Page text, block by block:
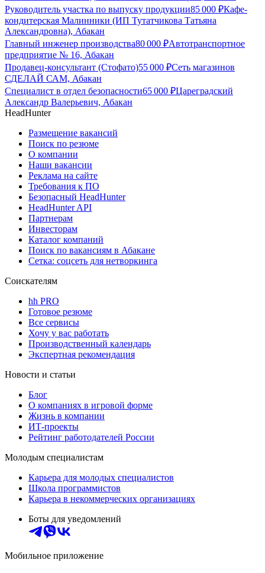
Руководитель участка по выпуску продукции85 000 ₽Кафе-
кондитерская Малинники (ИП Тутатчикова Татьяна
Александровна), Абакан
Главный инженер производства80 000 ₽Автотранспортное
предприятие № 16, Абакан
Продавец-консультант (Стофато)55 000 ₽Сеть магазинов
СДЕЛАЙ САМ, Абакан
Специалист в отдел безопасности65 000 ₽Цареградский
Александр Валерьевич, Абакан
HeadHunter
Размещение вакансий
Поиск по резюме
О компании
Наши вакансии
Реклама на сайте
Требования к ПО
Безопасный HeadHunter
HeadHunter API
Партнерам
Инвесторам
Каталог компаний
Поиск по вакансиям в Абакане
Сетка: соцсеть для нетворкинга
Соискателям
hh PRO
Готовое резюме
Все сервисы
Хочу у вас работать
Производственный календарь
Экспертная рекомендация
Новости и статьи
Блог
О компаниях в игровой форме
Жизнь в компании
ИТ-проекты
Рейтинг работодателей России
Молодым специалистам
Карьера для молодых специалистов
Школа программистов
Карьера в некоммерческих организациях
Боты для уведомлений
Мобильное приложение